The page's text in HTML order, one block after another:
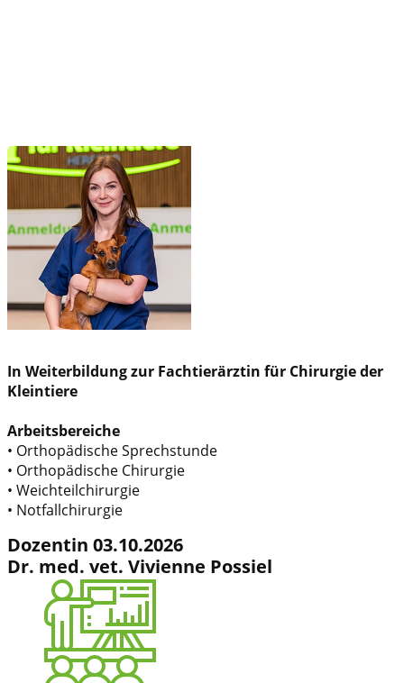
In Weiterbildung ​zur Fachtierärztin für Chirurgie der
Kleintiere
Arbeitsbereiche
• Orthopädische Sprechstunde
• Orthopädische Chirurgie
• Weichteilchirurgie
• Notfallchirurgie
Dozentin 03.10.2026
Dr. med. vet. Vivienne Possiel